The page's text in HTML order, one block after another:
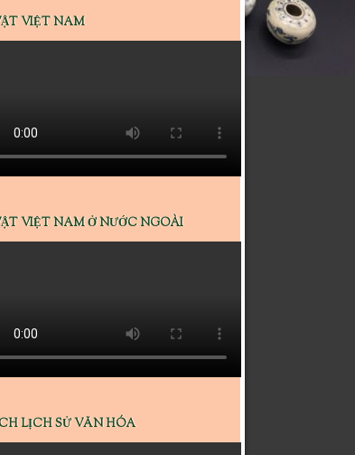
VIỆT NAM
VIỆT NAM Ở NƯỚC NGOÀI
LỊCH SỬ VĂN HÓA